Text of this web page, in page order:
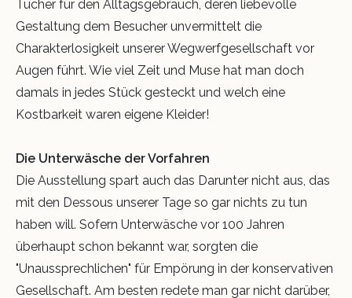
Tücher für den Alltagsgebrauch, deren liebevolle
Gestaltung dem Besucher unvermittelt die
Charakterlosigkeit unserer Wegwerfgesellschaft vor
Augen führt. Wie viel Zeit und Muse hat man doch
damals in jedes Stück gesteckt und welch eine
Kostbarkeit waren eigene Kleider!
Die Unterwäsche der Vorfahren
Die Ausstellung spart auch das Darunter nicht aus, das
mit den Dessous unserer Tage so gar nichts zu tun
haben will. Sofern Unterwäsche vor 100 Jahren
überhaupt schon bekannt war, sorgten die
"Unaussprechlichen" für Empörung in der konservativen
Gesellschaft. Am besten redete man gar nicht darüber,